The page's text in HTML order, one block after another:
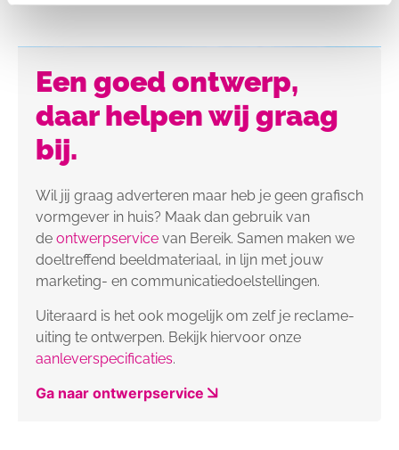
Een goed ontwerp,
daar helpen wij graag
bij.
Wil jij graag adverteren maar heb je geen grafisch
vormgever in huis? Maak dan gebruik van
de ontwerpservice van Bereik. Samen maken we
doeltreffend beeldmateriaal, in lijn met jouw
marketing- en communicatiedoelstellingen.
Uiteraard is het ook mogelijk om zelf je reclame-
uiting te ontwerpen. Bekijk hiervoor onze
aanleverspecificaties.
Ga naar ontwerpservice